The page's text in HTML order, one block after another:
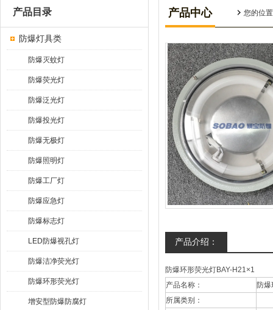
产品目录
防爆灯具类
防爆灭蚊灯
防爆荧光灯
防爆泛光灯
防爆投光灯
防爆无极灯
防爆照明灯
防爆工厂灯
防爆应急灯
防爆标志灯
LED防爆视孔灯
防爆洁净荧光灯
防爆环形荧光灯
增安型防爆防腐灯
产品中心 您的位
产品介绍：
防爆环形荧光灯BAY-H21×1
产品名称：
防
所属类别：